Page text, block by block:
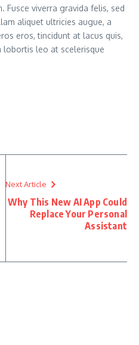
Fusce viverra gravida felis, sed
aliquet ultricies augue, a
eros, tincidunt at lacus quis,
lobortis leo at scelerisque
Next Article
Why This New AI App Could
Replace Your Personal
Assistant